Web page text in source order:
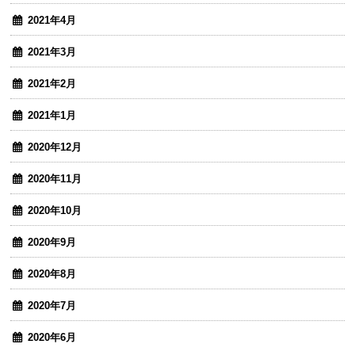
2021年4月
2021年3月
2021年2月
2021年1月
2020年12月
2020年11月
2020年10月
2020年9月
2020年8月
2020年7月
2020年6月